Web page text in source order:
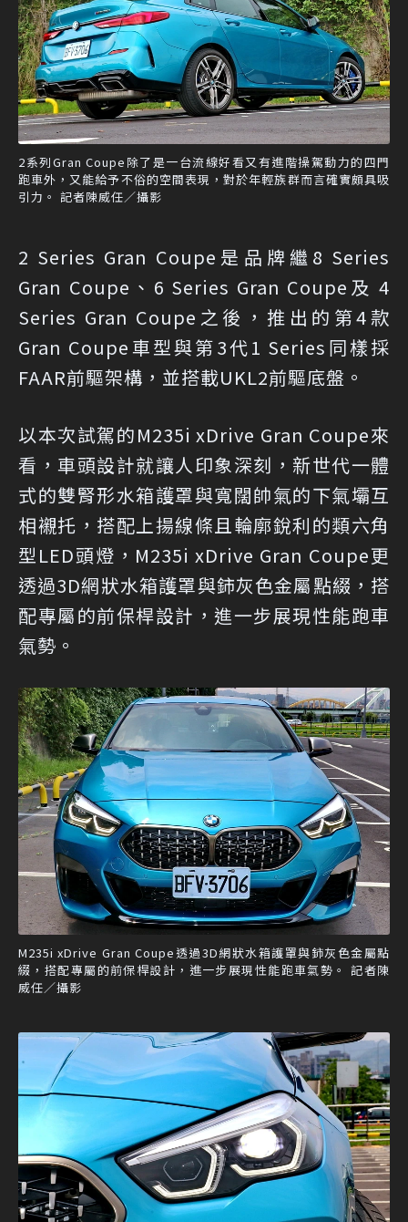
2系列Gran Coupe除了是一台流線好看又有進階操駕動力的四門
跑車外，又能給予不俗的空間表現，對於年輕族群而言確實頗具吸
引力。 記者陳威任／攝影
2 Series Gran Coupe是品牌繼8 Series
Gran Coupe、6 Series Gran Coupe及 4
Series Gran Coupe之後，推出的第4款
Gran Coupe車型與第3代1 Series同樣採
FAAR前驅架構，並搭載UKL2前驅底盤。
以本次試駕的M235i xDrive Gran Coupe來
看，車頭設計就讓人印象深刻，新世代一體
式的雙腎形水箱護罩與寬闊帥氣的下氣壩互
相襯托，搭配上揚線條且輪廓銳利的類六角
型LED頭燈，M235i xDrive Gran Coupe更
透過3D網狀水箱護罩與鈰灰色金屬點綴，搭
配專屬的前保桿設計，進一步展現性能跑車
氣勢。
M235i xDrive Gran Coupe透過3D網狀水箱護罩與鈰灰色金屬點
綴，搭配專屬的前保桿設計，進一步展現性能跑車氣勢。 記者陳
威任／攝影